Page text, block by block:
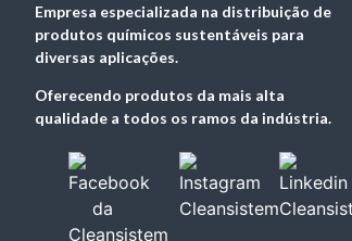
Empresa especializada na distribuição de
produtos químicos sustentáveis para
diversas aplicações.
Oferecendo produtos da mais alta
qualidade a todos os ramos da indústria.